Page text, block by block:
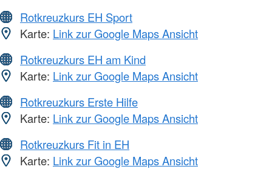
Rotkreuzkurs EH Sport
Karte: Link zur Google Maps Ansicht
Rotkreuzkurs EH am Kind
Karte: Link zur Google Maps Ansicht
Rotkreuzkurs Erste Hilfe
Karte: Link zur Google Maps Ansicht
Rotkreuzkurs Fit in EH
Karte: Link zur Google Maps Ansicht